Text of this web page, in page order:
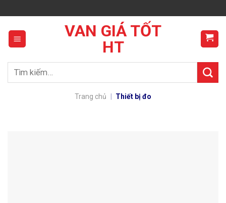
to
content
VAN GIÁ TỐT
HT
Tìm
Trang chủ Thiết bị đo